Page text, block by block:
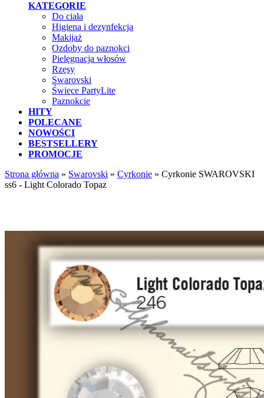
KATEGORIE
Do ciała
Higiena i dezynfekcja
Makijaż
Ozdoby do paznokci
Pielęgnacja włosów
Rzęsy
Swarovski
Świece PartyLite
Paznokcie
HITY
POLECANE
NOWOŚCI
BESTSELLERY
PROMOCJE
Strona główna » Swarovski » Cyrkonie » Cyrkonie SWAROVSKI
ss6 - Light Colorado Topaz